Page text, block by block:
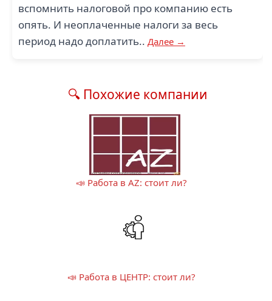
вспомнить налоговой про компанию есть
опять. И неоплаченные налоги за весь
период надо доплатить.. Далее →
🔍 Похожие компании
📣 Работа в AZ: стоит ли?
📣 Работа в ЦЕНТР: стоит ли?